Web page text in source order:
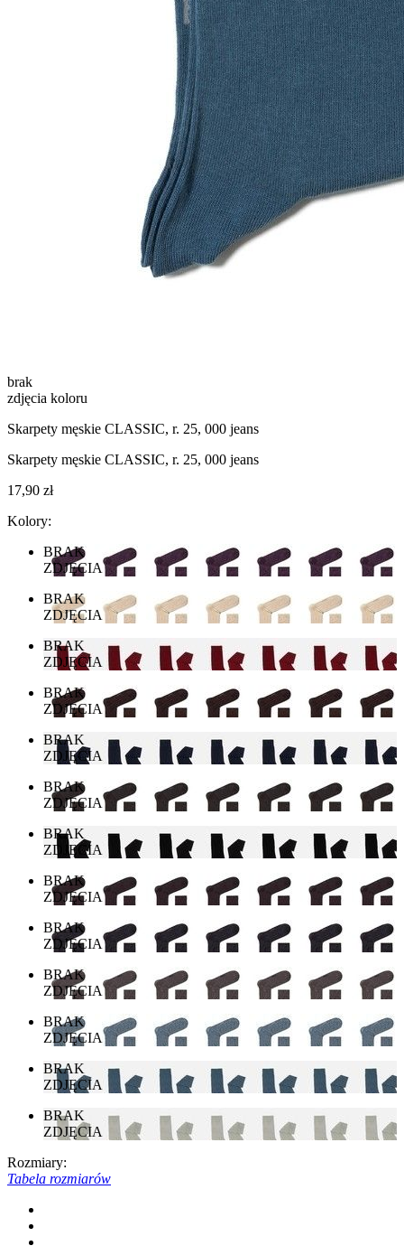
brak
zdjęcia koloru
Skarpety męskie CLASSIC, r. 25, 000 jeans
Skarpety męskie CLASSIC, r. 25, 000 jeans
17,90 zł
Kolory:
BRAK
ZDJĘCIA
BRAK
ZDJĘCIA
BRAK
ZDJĘCIA
BRAK
ZDJĘCIA
BRAK
ZDJĘCIA
BRAK
ZDJĘCIA
BRAK
ZDJĘCIA
BRAK
ZDJĘCIA
BRAK
ZDJĘCIA
BRAK
ZDJĘCIA
BRAK
ZDJĘCIA
BRAK
ZDJĘCIA
BRAK
ZDJĘCIA
Rozmiary:
Tabela rozmiarów